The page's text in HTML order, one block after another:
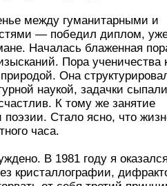
между гуманитарными и
— победил диплом,
Началась блаженная
Пора ученичества
Она
наукой, задачки
К тому же занятие
Стало ясно, что
часа.
В 1981 году я
кристаллографии,